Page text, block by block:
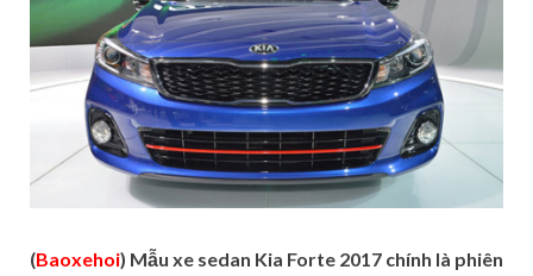
(Baoxehoi) Mẫu xe sedan Kia Forte 2017 chính là phiên